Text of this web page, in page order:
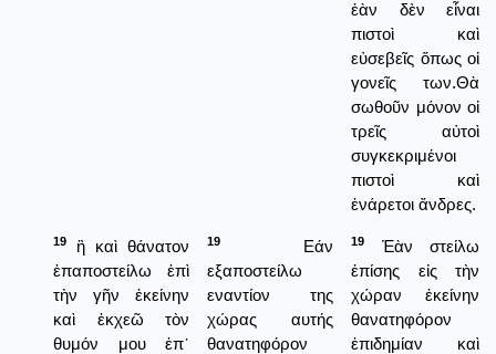
ἐὰν δὲν εἶναι
πιστοὶ καὶ
εὐσεβεῖς ὅπως οἱ
γονεῖς των.Θὰ
σωθοῦν μόνον οἱ
τρεῖς αὐτοὶ
συγκεκριμένοι
πιστοὶ καὶ
ἐνάρετοι ἄνδρες.
19
ἢ καὶ θάνατον
ἐπαποστείλω ἐπὶ
τὴν γῆν ἐκείνην
καὶ ἐκχεῶ τὸν
θυμόν μου ἐπ᾿
19
Εάν
εξαποστείλω
εναντίον της
χώρας αυτής
θανατηφόρον
19
Ἐὰν στείλω
ἐπίσης εἰς τὴν
χώραν ἐκείνην
θανατηφόρον
ἐπιδημίαν καὶ